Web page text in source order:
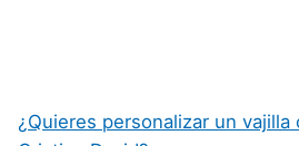
¿Quieres personalizar un